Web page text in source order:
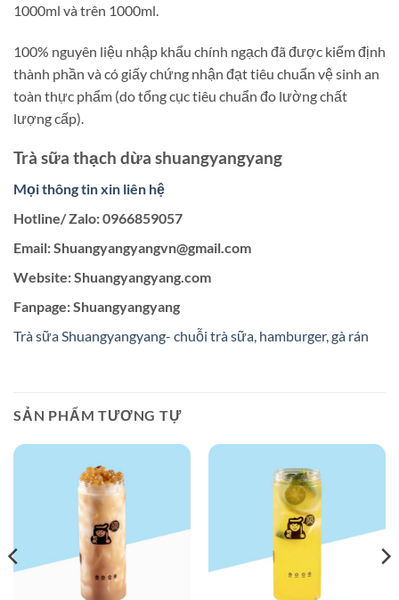
1000ml và trên 1000ml.
100% nguyên liệu nhập khẩu chính ngạch đã được kiểm định
thành phần và có giấy chứng nhận đạt tiêu chuẩn vệ sinh an
toàn thực phẩm (do tổng cục tiêu chuẩn đo lường chất
lượng cấp).
Trà sữa thạch dừa shuangyangyang
Mọi thông tin xin liên hệ
Hotline/ Zalo: 0966859057
Email: Shuangyangyangvn@gmail.com
Website: Shuangyangyang.com
Fanpage: Shuangyangyang
Trà sữa Shuangyangyang- chuỗi trà sữa, hamburger, gà rán
SẢN PHẨM TƯƠNG TỰ